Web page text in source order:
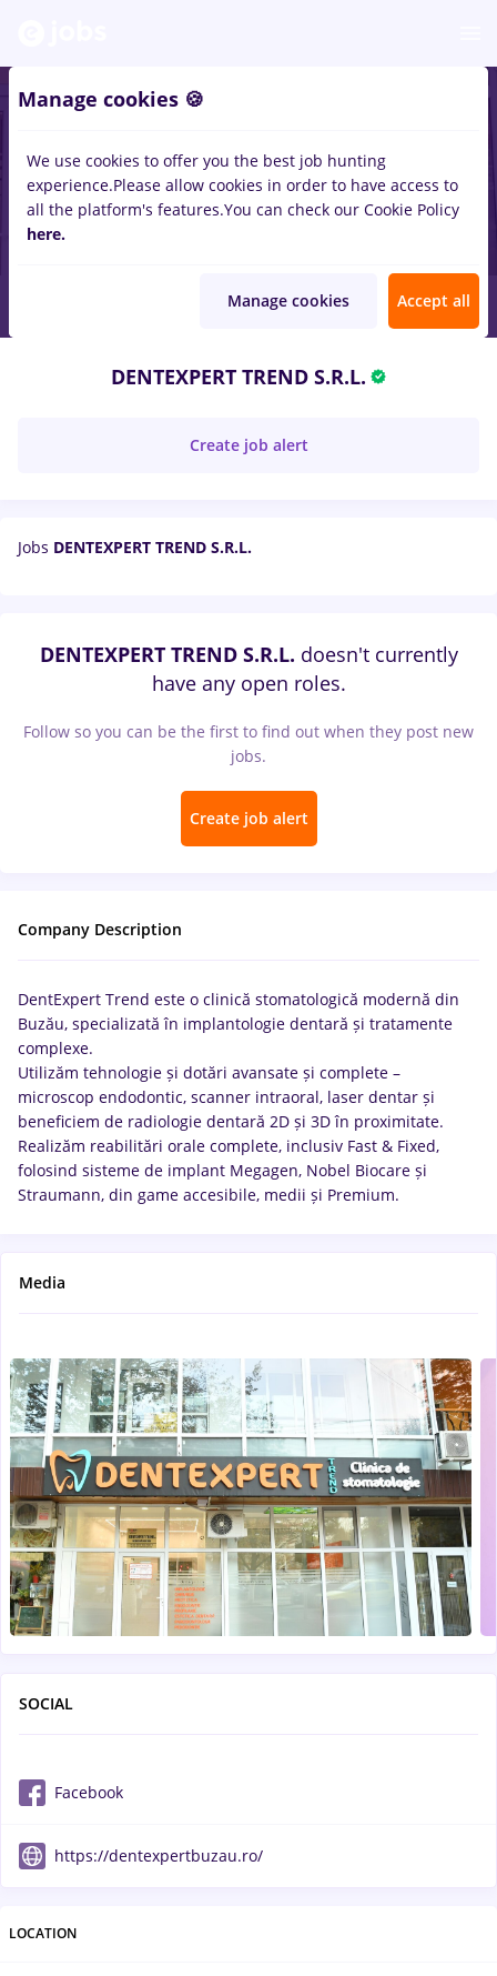
DENTEXPERT TREND S.R.L.
Create job alert
Jobs DENTEXPERT TREND S.R.L.
DENTEXPERT TREND S.R.L. doesn't currently
have any open roles.
Follow so you can be the first to find out when they post new
jobs.
Create job alert
Company Description
DentExpert Trend este o clinică stomatologică modernă din
Buzău, specializată în implantologie dentară și tratamente
complexe.
Utilizăm tehnologie și dotări avansate și complete –
microscop endodontic, scanner intraoral, laser dentar și
beneficiem de radiologie dentară 2D și 3D în proximitate.
Realizăm reabilitări orale complete, inclusiv Fast & Fixed,
folosind sisteme de implant Megagen, Nobel Biocare și
Straumann, din game accesibile, medii și Premium.
Media
SOCIAL
Facebook
https://dentexpertbuzau.ro/
LOCATION
Manage cookies 🍪
We use cookies to offer you the best job hunting
experience.Please allow cookies in order to have access to
all the platform's features.You can check our Cookie Policy
here.
Manage cookies Accept all